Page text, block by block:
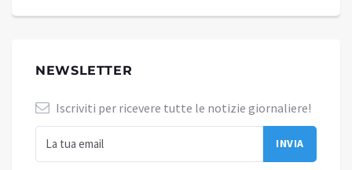
NEWSLETTER
Iscriviti per ricevere tutte le notizie giornaliere!